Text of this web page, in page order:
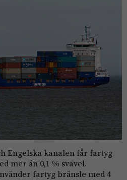
Engelska kanalen får fartyg
mer än 0,1 % svavel.
fartyg bränsle med 4